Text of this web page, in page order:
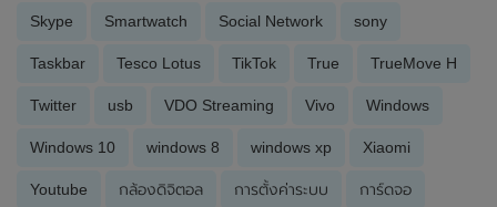
Skype Smartwatch Social Network sony
Taskbar Tesco Lotus TikTok True TrueMove H
Twitter usb VDO Streaming Vivo Windows
Windows 10 windows 8 windows xp Xiaomi
Youtube กล้องดิจิตอล การตั้งค่าระบบ การ์ดจอ